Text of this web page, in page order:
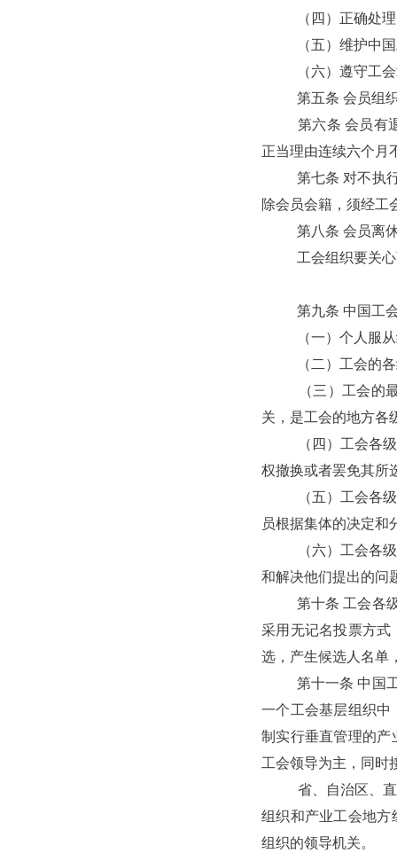
（四）正确处理国
（五）维护中国工
（六）遵守工会章
第五条 会员组织
第六条 会员有退
正当理由连续六个月
第七条 对不执行工
除会员会籍，须经工
第八条 会员离休
工会组织要关心离
第九条 中国工会
（一）个人服从组
（二）工会的各级
（三）工会的最高
关，是工会的地方各
（四）工会各级委
权撤换或者罢免其所
（五）工会各级委
员根据集体的决定和
（六）工会各级领
和解决他们提出的问
第十条 工会各级代
采用无记名投票方式
选，产生候选人名单
第十一条 中国工会
一个工会基层组织中
制实行垂直管理的产
工会领导为主，同时
省、自治区、直辖
组织和产业工会地方
组织的领导机关。